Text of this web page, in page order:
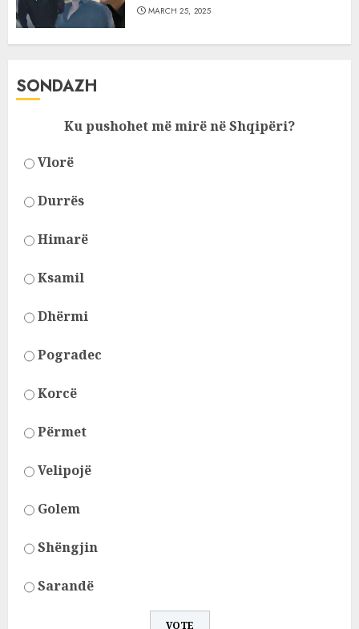
MARCH 25, 2025
SONDAZH
Ku pushohet më mirë në Shqipëri?
Vlorë
Durrës
Himarë
Ksamil
Dhërmi
Pogradec
Korcë
Përmet
Velipojë
Golem
Shëngjin
Sarandë